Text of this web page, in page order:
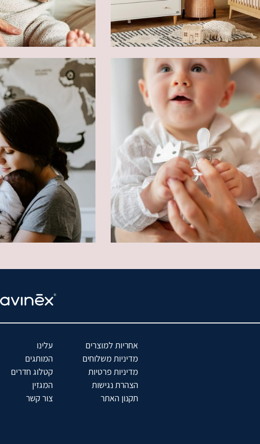
אחריות למוצרים
מדיניות משלוחים
מדיניות פרטיות
הצהרת נגישות
תקנון האתר
עלינו
המותגים
קטלוג חדרים
המגזין
צור קשר